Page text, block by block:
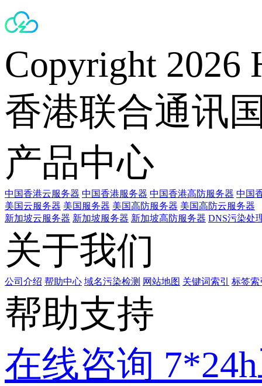
Copyright 2026
香港联合通讯
产品中心
中国香港云服务器 中国香港服务器 中国香港高防服务器 中国
美国云服务器 美国服务器 美国高防服务器 美国高防云服务器
新加坡云服务器 新加坡服务器 新加坡高防服务器 DNS污染处
关于我们
公司介绍 帮助中心 域名污染检测 网站地图 关键词索引 标签索
帮助支持
在线咨询